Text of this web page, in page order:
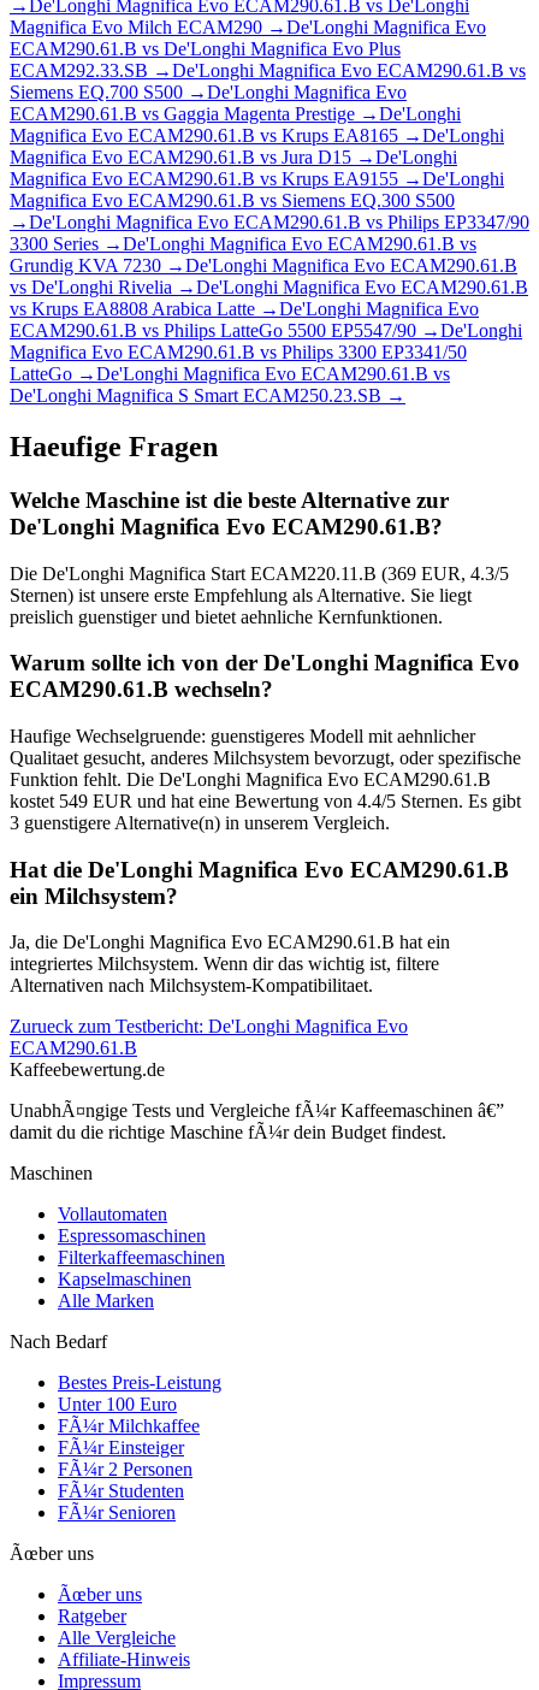
→De'Longhi Magnifica Evo ECAM290.61.B vs De'Longhi
Magnifica Evo Milch ECAM290 →De'Longhi Magnifica Evo
ECAM290.61.B vs De'Longhi Magnifica Evo Plus
ECAM292.33.SB →De'Longhi Magnifica Evo ECAM290.61.B vs
Siemens EQ.700 S500 →De'Longhi Magnifica Evo
ECAM290.61.B vs Gaggia Magenta Prestige →De'Longhi
Magnifica Evo ECAM290.61.B vs Krups EA8165 →De'Longhi
Magnifica Evo ECAM290.61.B vs Jura D15 →De'Longhi
Magnifica Evo ECAM290.61.B vs Krups EA9155 →De'Longhi
Magnifica Evo ECAM290.61.B vs Siemens EQ.300 S500
→De'Longhi Magnifica Evo ECAM290.61.B vs Philips EP3347/90
3300 Series →De'Longhi Magnifica Evo ECAM290.61.B vs
Grundig KVA 7230 →De'Longhi Magnifica Evo ECAM290.61.B
vs De'Longhi Rivelia →De'Longhi Magnifica Evo ECAM290.61.B
vs Krups EA8808 Arabica Latte →De'Longhi Magnifica Evo
ECAM290.61.B vs Philips LatteGo 5500 EP5547/90 →De'Longhi
Magnifica Evo ECAM290.61.B vs Philips 3300 EP3341/50
LatteGo →De'Longhi Magnifica Evo ECAM290.61.B vs
De'Longhi Magnifica S Smart ECAM250.23.SB →
Haeufige Fragen
Welche Maschine ist die beste Alternative zur
De'Longhi Magnifica Evo ECAM290.61.B?
Die De'Longhi Magnifica Start ECAM220.11.B (369 EUR, 4.3/5
Sternen) ist unsere erste Empfehlung als Alternative. Sie liegt
preislich guenstiger und bietet aehnliche Kernfunktionen.
Warum sollte ich von der De'Longhi Magnifica Evo
ECAM290.61.B wechseln?
Haufige Wechselgruende: guenstigeres Modell mit aehnlicher
Qualitaet gesucht, anderes Milchsystem bevorzugt, oder spezifische
Funktion fehlt. Die De'Longhi Magnifica Evo ECAM290.61.B
kostet 549 EUR und hat eine Bewertung von 4.4/5 Sternen. Es gibt
3 guenstigere Alternative(n) in unserem Vergleich.
Hat die De'Longhi Magnifica Evo ECAM290.61.B
ein Milchsystem?
Ja, die De'Longhi Magnifica Evo ECAM290.61.B hat ein
integriertes Milchsystem. Wenn dir das wichtig ist, filtere
Alternativen nach Milchsystem-Kompatibilitaet.
Zurueck zum Testbericht: De'Longhi Magnifica Evo
ECAM290.61.B
Kaffeebewertung.de
UnabhÃ¤ngige Tests und Vergleiche fÃ¼r Kaffeemaschinen â€”
damit du die richtige Maschine fÃ¼r dein Budget findest.
Maschinen
Vollautomaten
Espressomaschinen
Filterkaffeemaschinen
Kapselmaschinen
Alle Marken
Nach Bedarf
Bestes Preis-Leistung
Unter 100 Euro
FÃ¼r Milchkaffee
FÃ¼r Einsteiger
FÃ¼r 2 Personen
FÃ¼r Studenten
FÃ¼r Senioren
Ãœber uns
Ãœber uns
Ratgeber
Alle Vergleiche
Affiliate-Hinweis
Impressum